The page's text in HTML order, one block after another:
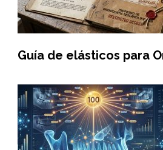
Guía de elásticos para